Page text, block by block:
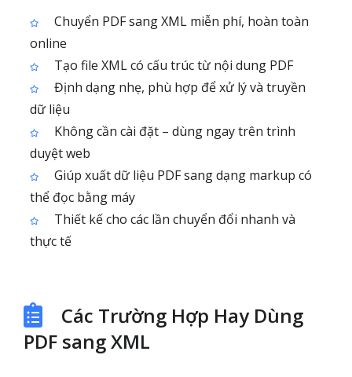
Chuyển PDF sang XML miễn phí, hoàn toàn
online
Tạo file XML có cấu trúc từ nội dung PDF
Định dạng nhẹ, phù hợp để xử lý và truyền
dữ liệu
Không cần cài đặt – dùng ngay trên trình
duyệt web
Giúp xuất dữ liệu PDF sang dạng markup có
thể đọc bằng máy
Thiết kế cho các lần chuyển đổi nhanh và
thực tế
Các Trường Hợp Hay Dùng
PDF sang XML